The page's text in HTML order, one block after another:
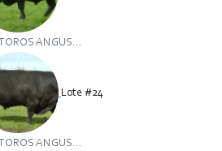
TOROS ANGUS...
Lote #24
TOROS ANGUS...